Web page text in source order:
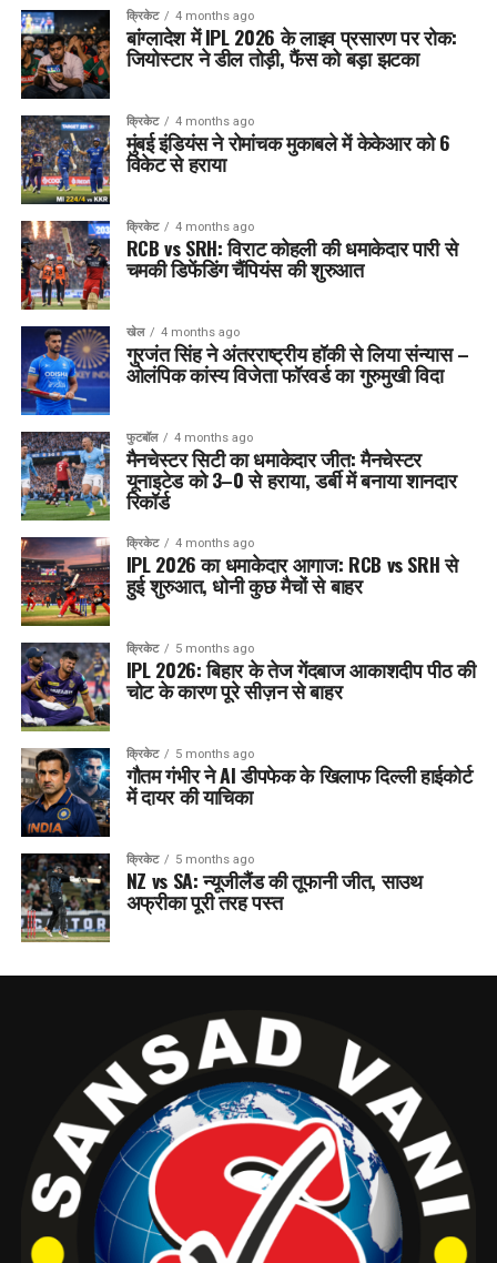
क्रिकेट 4 months ago
बांग्लादेश में IPL 2026 के लाइव प्रसारण पर रोक:
जियोस्टार ने डील तोड़ी, फैंस को बड़ा झटका
क्रिकेट 4 months ago
मुंबई इंडियंस ने रोमांचक मुकाबले में केकेआर को 6
विकेट से हराया
क्रिकेट 4 months ago
RCB vs SRH: विराट कोहली की धमाकेदार पारी से
चमकी डिफेंडिंग चैंपियंस की शुरुआत
खेल 4 months ago
गुरजंत सिंह ने अंतरराष्ट्रीय हॉकी से लिया संन्यास –
ओलंपिक कांस्य विजेता फॉरवर्ड का गुरुमुखी विदा
फुटबॉल 4 months ago
मैनचेस्टर सिटी का धमाकेदार जीत: मैनचेस्टर
यूनाइटेड को 3–0 से हराया, डर्बी में बनाया शानदार
रिकॉर्ड
क्रिकेट 4 months ago
IPL 2026 का धमाकेदार आगाज: RCB vs SRH से
हुई शुरुआत, धोनी कुछ मैचों से बाहर
क्रिकेट 5 months ago
IPL 2026: बिहार के तेज गेंदबाज आकाशदीप पीठ की
चोट के कारण पूरे सीज़न से बाहर
क्रिकेट 5 months ago
गौतम गंभीर ने AI डीपफेक के खिलाफ दिल्ली हाईकोर्ट
में दायर की याचिका
क्रिकेट 5 months ago
NZ vs SA: न्यूजीलैंड की तूफानी जीत, साउथ
अफ्रीका पूरी तरह पस्त